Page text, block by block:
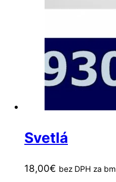
Svetlá
18,00€ bez DPH za bm